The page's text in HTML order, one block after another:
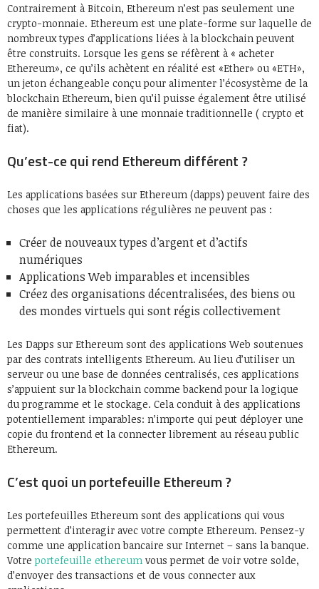
Contrairement à Bitcoin, Ethereum n’est pas seulement une
crypto-monnaie. Ethereum est une plate-forme sur laquelle de
nombreux types d’applications liées à la blockchain peuvent
être construits. Lorsque les gens se réfèrent à « acheter
Ethereum», ce qu’ils achètent en réalité est «Ether» ou «ETH»,
un jeton échangeable conçu pour alimenter l’écosystème de la
blockchain Ethereum, bien qu’il puisse également être utilisé
de manière similaire à une monnaie traditionnelle ( crypto et
fiat).
Qu’est-ce qui rend Ethereum différent ?
Les applications basées sur Ethereum (dapps) peuvent faire des
choses que les applications régulières ne peuvent pas :
Créer de nouveaux types d’argent et d’actifs
numériques
Applications Web imparables et incensibles
Créez des organisations décentralisées, des biens ou
des mondes virtuels qui sont régis collectivement
Les Dapps sur Ethereum sont des applications Web soutenues
par des contrats intelligents Ethereum. Au lieu d’utiliser un
serveur ou une base de données centralisés, ces applications
s’appuient sur la blockchain comme backend pour la logique
du programme et le stockage. Cela conduit à des applications
potentiellement imparables: n’importe qui peut déployer une
copie du frontend et la connecter librement au réseau public
Ethereum.
C’est quoi un portefeuille Ethereum ?
Les portefeuilles Ethereum sont des applications qui vous
permettent d’interagir avec votre compte Ethereum. Pensez-y
comme une application bancaire sur Internet – sans la banque.
Votreportefeuille ethereum vous permet de voir votre solde,
d’envoyer des transactions et de vous connecter aux